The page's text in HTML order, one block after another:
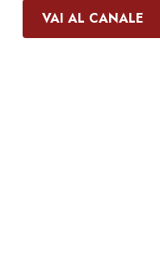
VAI AL CANALE